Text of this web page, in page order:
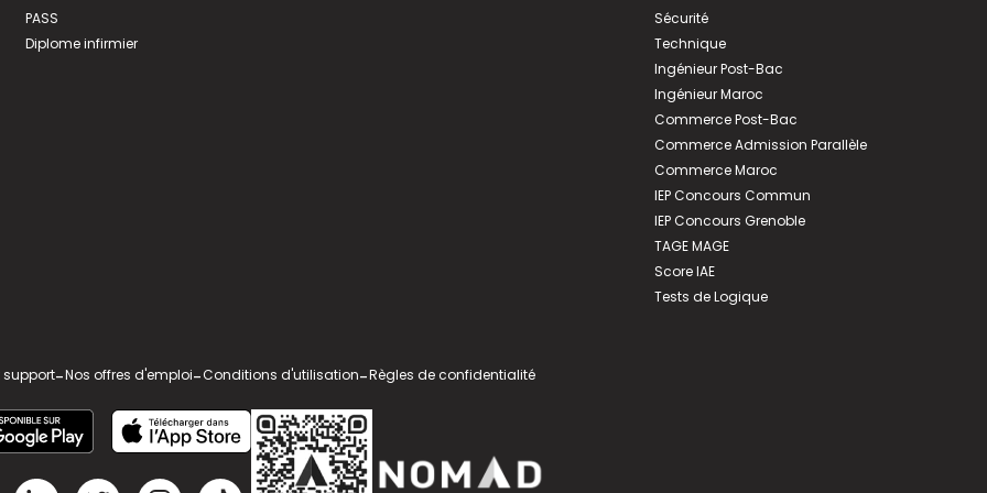
PASS
Diplome infirmier
Sécurité
Technique
Ingénieur Post-Bac
Ingénieur Maroc
Commerce Post-Bac
Commerce Admission Parallèle
Commerce Maroc
IEP Concours Commun
IEP Concours Grenoble
TAGE MAGE
Score IAE
Tests de Logique
support-Nos offres d'emploi-Conditions d'utilisation-Règles de confidentialité